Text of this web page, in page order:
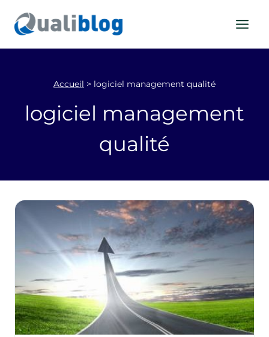
contenu
Accueil > logiciel management qualité
logiciel management
qualité